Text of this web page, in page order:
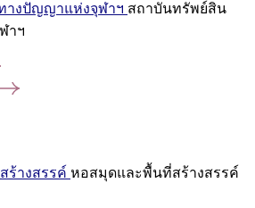
างปัญญาแห่งจุฬาฯ สถาบันทรัพย์สิน
าฯ
ร้างสรรค์ หอสมุดและพื้นที่สร้างสรรค์